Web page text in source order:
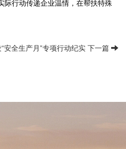
际行动传递企业温情，在帮扶特殊
全生产月”专项行动纪实 下一篇